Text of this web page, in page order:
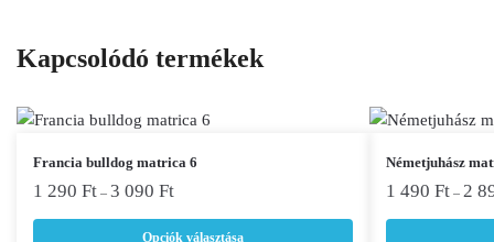
Kapcsolódó termékek
Francia bulldog matrica 6
1 290 Ft – 3 090 Ft
Opciók választása
Ennek
a
Németjuhász
1 490 Ft – 2
Ennek
a